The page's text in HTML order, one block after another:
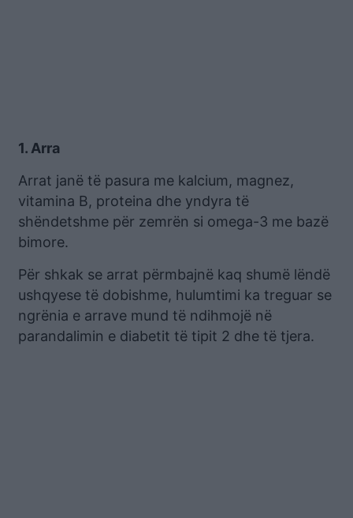
1. Arra
Arrat janë të pasura me kalcium, magnez,
vitamina B, proteina dhe yndyra të
shëndetshme për zemrën si omega-3 me bazë
bimore.
Për shkak se arrat përmbajnë kaq shumë lëndë
ushqyese të dobishme, hulumtimi ka treguar se
ngrënia e arrave mund të ndihmojë në
parandalimin e diabetit të tipit 2 dhe të tjera.